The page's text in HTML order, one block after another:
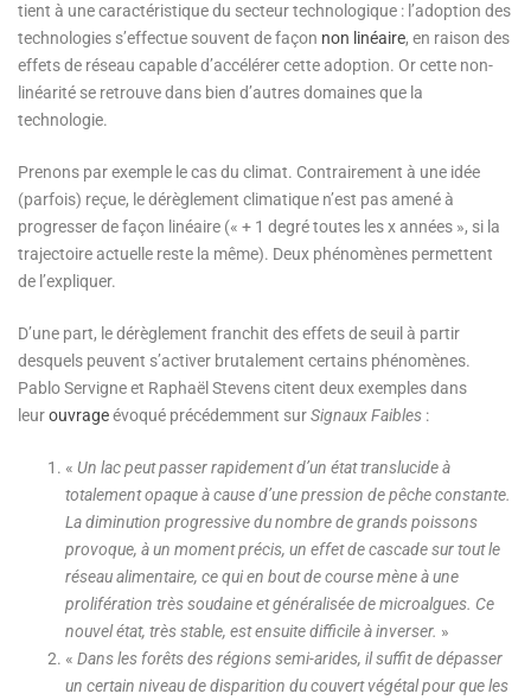
tient à une caractéristique du secteur technologique : l’adoption des
technologies s’effectue souvent de façon non linéaire, en raison des
effets de réseau capable d’accélérer cette adoption. Or cette non-
linéarité se retrouve dans bien d’autres domaines que la
technologie.
Prenons par exemple le cas du climat. Contrairement à une idée
(parfois) reçue, le dérèglement climatique n’est pas amené à
progresser de façon linéaire (« + 1 degré toutes les x années », si la
trajectoire actuelle reste la même). Deux phénomènes permettent
de l’expliquer.
D’une part, le dérèglement franchit des effets de seuil à partir
desquels peuvent s’activer brutalement certains phénomènes.
Pablo Servigne et Raphaël Stevens citent deux exemples dans
leurouvrageévoqué précédemment surSignaux Faibles :
« Un lac peut passer rapidement d’un état translucide à
totalement opaque à cause d’une pression de pêche constante.
La diminution progressive du nombre de grands poissons
provoque, à un moment précis, un effet de cascade sur tout le
réseau alimentaire, ce qui en bout de course mène à une
prolifération très soudaine et généralisée de microalgues. Ce
nouvel état, très stable, est ensuite difficile à inverser. »
« Dans les forêts des régions semi-arides, il suffit de dépasser
un certain niveau de disparition du couvert végétal pour que les